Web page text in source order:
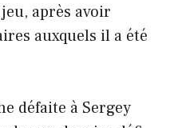
après avoir
auxquels il a été
défaite à Sergey